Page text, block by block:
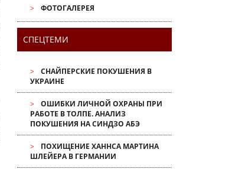
ФОТОГАЛЕРЕЯ
СПЕЦТЕМИ
СНАЙПЕРСКИЕ ПОКУШЕНИЯ В
УКРАИНЕ
ОШИБКИ ЛИЧНОЙ ОХРАНЫ ПРИ
РАБОТЕ В ТОЛПЕ. АНАЛИЗ
ПОКУШЕНИЯ НА СИНДЗО АБЭ
ПОХИЩЕНИЕ ХАННСА МАРТИНА
ШЛЕЙЕРА В ГЕРМАНИИ